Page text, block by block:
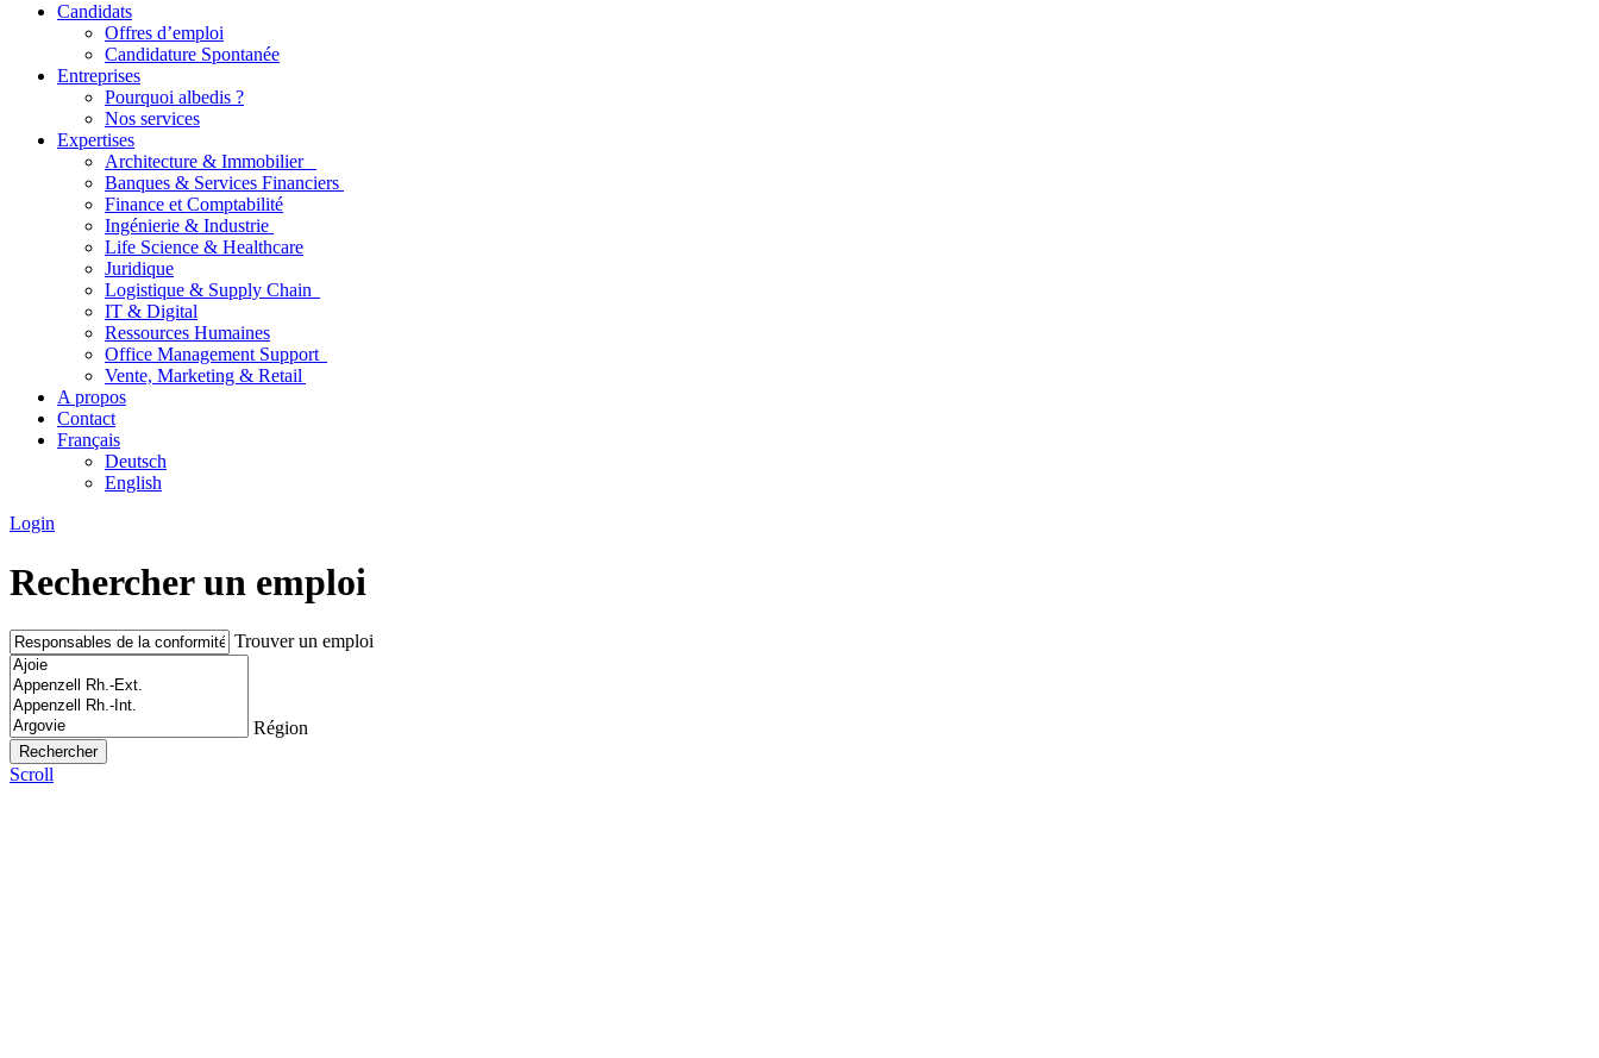
Candidats
Offres d’emploi
Candidature Spontanée
Entreprises
Pourquoi albedis ?
Nos services
Expertises
Architecture & Immobilier
Banques & Services Financiers
Finance et Comptabilité
Ingénierie & Industrie
Life Science & Healthcare
Juridique
Logistique & Supply Chain
IT & Digital
Ressources Humaines
Office Management Support
Vente, Marketing & Retail
A propos
Contact
Français
Deutsch
English
Login
Rechercher un emploi
Trouver un emploi
Région
Scroll